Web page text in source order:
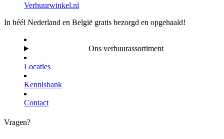
Verhuurwinkel.nl
In héél Nederland en België gratis bezorgd en opgehaald!
Ons verhuurassortiment
Locaties
Kennisbank
Contact
Vragen?